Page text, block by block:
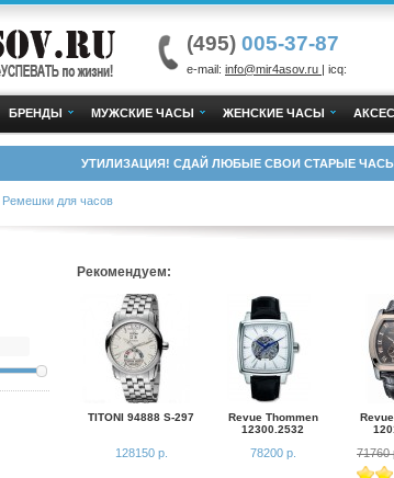
(495) 005-37-87
e-mail: info@mir4asov.ru | icq:
БРЕНДЫ МУЖСКИЕ ЧАСЫ ЖЕНСКИЕ ЧАСЫ
УТИЛИЗАЦИЯ! СДАЙ ЛЮБЫЕ СВОИ СТАРЫЕ
Ремешки для часов
Рекомендуем:
TITONI 94888 S-297
128150 р.
Revue Thommen
12300.2532
78200 р. 71760